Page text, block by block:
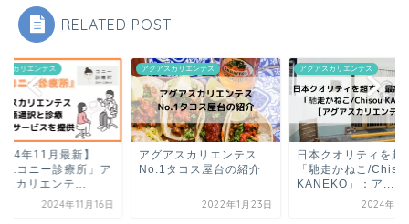
RELATED POST
スカリエンテス
年11月最新】
コニー診療所」ア
スカリエンテ...
2024年11月16日
アグアスカリエンテス
アグアスカリエンテス
No.1タコス屋台の紹介
2022年1月23日
アグアスカリエンテス
日本クオリティを超
「馳走かねこ/
KANEKO」：ア...
2024年7